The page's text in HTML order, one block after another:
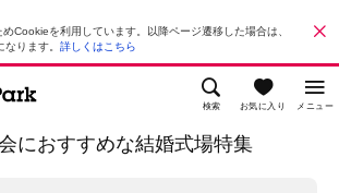
Cookieを利用しています。以降ページ遷移した場合は、
ります。 詳しくはこちら
検索 お気に入り メニュー
におすすめな結婚式場特集